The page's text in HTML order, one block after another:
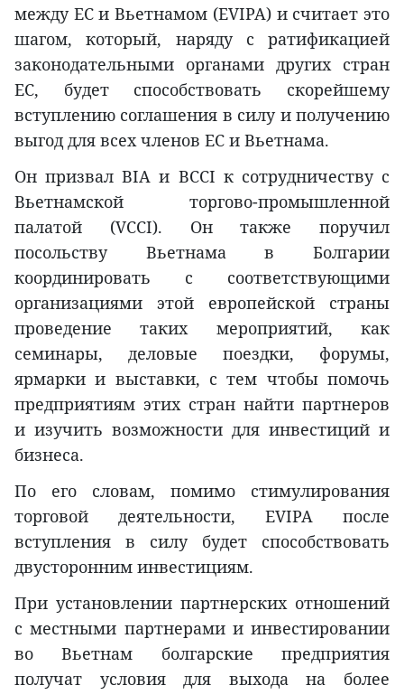
между ЕС и Вьетнамом (EVIPA) и считает это
шагом, который, наряду с ратификацией
законодательными органами других стран
ЕС, будет способствовать скорейшему
вступлению соглашения в силу и получению
выгод для всех членов ЕС и Вьетнама.
Он призвал BIA и BCCI к сотрудничеству с
Вьетнамской торгово-промышленной
палатой (VCCI). Он также поручил
посольству Вьетнама в Болгарии
координировать с соответствующими
организациями этой европейской страны
проведение таких мероприятий, как
семинары, деловые поездки, форумы,
ярмарки и выставки, с тем чтобы помочь
предприятиям этих стран найти партнеров
и изучить возможности для инвестиций и
бизнеса.
По его словам, помимо стимулирования
торговой деятельности, EVIPA после
вступления в силу будет способствовать
двусторонним инвестициям.
При установлении партнерских отношений
с местными партнерами и инвестировании
во Вьетнам болгарские предприятия
получат условия для выхода на более